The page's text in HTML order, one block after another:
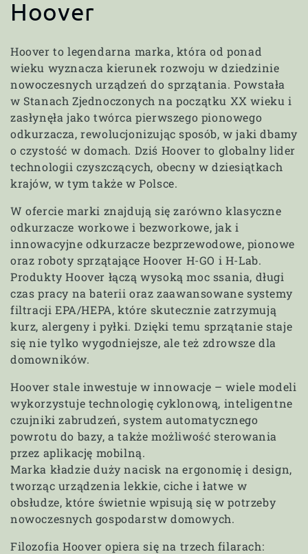
K
a
t
e
g
o
r
i
e
:
Hoover
Hoover to legendarna marka, która od ponad
wieku wyznacza kierunek rozwoju w dziedzinie
nowoczesnych urządzeń do sprzątania. Powstała
w Stanach Zjednoczonych na początku XX wieku i
zasłynęła jako twórca pierwszego pionowego
odkurzacza, rewolucjonizując sposób, w jaki dbamy
o czystość w domach. Dziś Hoover to globalny lider
technologii czyszczących, obecny w dziesiątkach
krajów, w tym także w Polsce.
W ofercie marki znajdują się zarówno klasyczne
odkurzacze workowe i bezworkowe, jak i
innowacyjne odkurzacze bezprzewodowe, pionowe
oraz roboty sprzątające Hoover H-GO i H-Lab.
Produkty Hoover łączą wysoką moc ssania, długi
czas pracy na baterii oraz zaawansowane systemy
filtracji EPA/HEPA, które skutecznie zatrzymują
kurz, alergeny i pyłki. Dzięki temu sprzątanie staje
się nie tylko wygodniejsze, ale też zdrowsze dla
domowników.
Hoover stale inwestuje w innowacje – wiele modeli
wykorzystuje technologię cyklonową, inteligentne
czujniki zabrudzeń, system automatycznego
powrotu do bazy, a także możliwość sterowania
przez aplikację mobilną.
Marka kładzie duży nacisk na ergonomię i design,
tworząc urządzenia lekkie, ciche i łatwe w
obsłudze, które świetnie wpisują się w potrzeby
nowoczesnych gospodarstw domowych.
Filozofia Hoover opiera się na trzech filarach: